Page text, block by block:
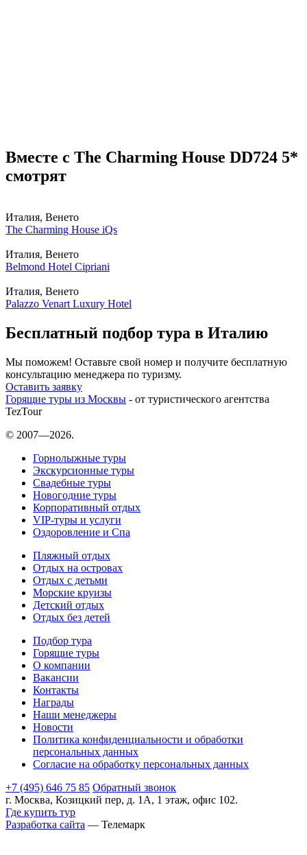
Вместе с The Charming House DD724 5*
смотрят
Италия, Венето
The Charming House iQs
Италия, Венето
Belmond Hotel Cipriani
Италия, Венето
Palazzo Venart Luxury Hotel
Бесплатный подбор тура в Италию
Мы поможем! Оставьте свой номер и получите бесплатную
консультацию менеджера по туризму.
Оставить заявку
Горящие туры из Москвы - от туристического агентства
TezTour
© 2007—2026.
Горнолыжные туры
Экскурсионные туры
Свадебные туры
Новогодние туры
Корпоративный отдых
VIP-туры и услуги
Оздоровление и Спа
Пляжный отдых
Отдых на островах
Отдых с детьми
Морские круизы
Детский отдых
Отдых без детей
Подбор тура
Горящие туры
О компании
Вакансии
Контакты
Награды
Наши менеджеры
Новости
Политика конфиденциальности и обработки
персональных данных
Согласие на обработку персональных данных
+7 (495) 646 75 85 Обратный звонок
г. Москва, Козицкий пер, д. 1А, 1 этаж, офис 102.
Где купить тур
Разработка сайта — Телемарк